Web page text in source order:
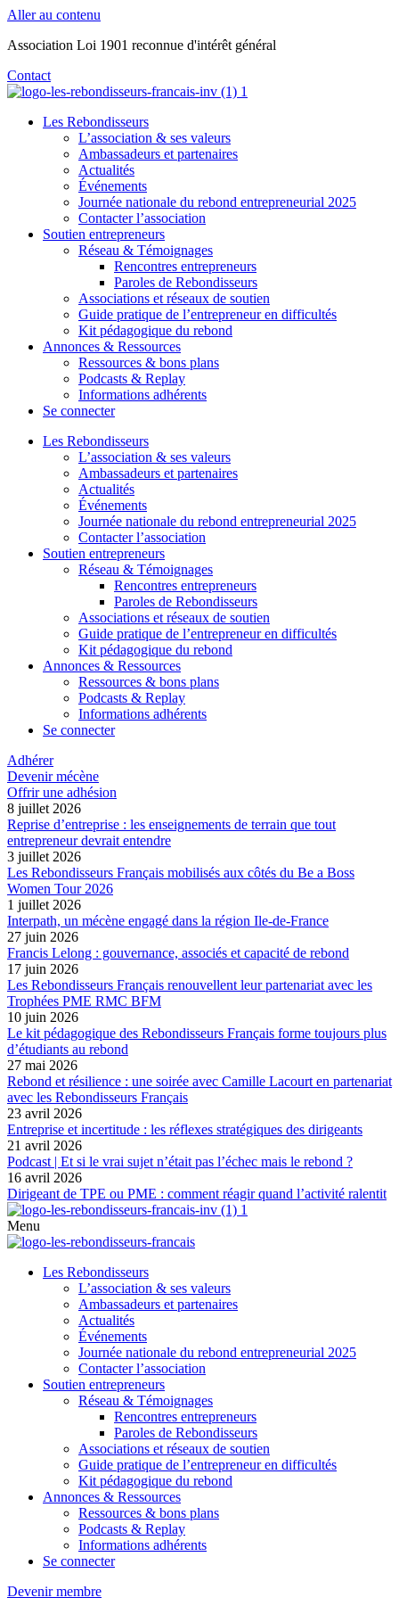
Aller au contenu
Association Loi 1901 reconnue d'intérêt général
Contact
Les Rebondisseurs
L’association & ses valeurs
Ambassadeurs et partenaires
Actualités
Événements
Journée nationale du rebond entrepreneurial 2025
Contacter l’association
Soutien entrepreneurs
Réseau & Témoignages
Rencontres entrepreneurs
Paroles de Rebondisseurs
Associations et réseaux de soutien
Guide pratique de l’entrepreneur en difficultés
Kit pédagogique du rebond
Annonces & Ressources
Ressources & bons plans
Podcasts & Replay
Informations adhérents
Se connecter
Les Rebondisseurs
L’association & ses valeurs
Ambassadeurs et partenaires
Actualités
Événements
Journée nationale du rebond entrepreneurial 2025
Contacter l’association
Soutien entrepreneurs
Réseau & Témoignages
Rencontres entrepreneurs
Paroles de Rebondisseurs
Associations et réseaux de soutien
Guide pratique de l’entrepreneur en difficultés
Kit pédagogique du rebond
Annonces & Ressources
Ressources & bons plans
Podcasts & Replay
Informations adhérents
Se connecter
Adhérer
Devenir mécène
Offrir une adhésion
8 juillet 2026
Reprise d’entreprise : les enseignements de terrain que tout
entrepreneur devrait entendre
3 juillet 2026
Les Rebondisseurs Français mobilisés aux côtés du Be a Boss
Women Tour 2026
1 juillet 2026
Interpath, un mécène engagé dans la région Ile-de-France
27 juin 2026
Francis Lelong : gouvernance, associés et capacité de rebond
17 juin 2026
Les Rebondisseurs Français renouvellent leur partenariat avec les
Trophées PME RMC BFM
10 juin 2026
Le kit pédagogique des Rebondisseurs Français forme toujours plus
d’étudiants au rebond
27 mai 2026
Rebond et résilience : une soirée avec Camille Lacourt en partenariat
avec les Rebondisseurs Français
23 avril 2026
Entreprise et incertitude : les réflexes stratégiques des dirigeants
21 avril 2026
Podcast | Et si le vrai sujet n’était pas l’échec mais le rebond ?
16 avril 2026
Dirigeant de TPE ou PME : comment réagir quand l’activité ralentit
Menu
Les Rebondisseurs
L’association & ses valeurs
Ambassadeurs et partenaires
Actualités
Événements
Journée nationale du rebond entrepreneurial 2025
Contacter l’association
Soutien entrepreneurs
Réseau & Témoignages
Rencontres entrepreneurs
Paroles de Rebondisseurs
Associations et réseaux de soutien
Guide pratique de l’entrepreneur en difficultés
Kit pédagogique du rebond
Annonces & Ressources
Ressources & bons plans
Podcasts & Replay
Informations adhérents
Se connecter
Devenir membre